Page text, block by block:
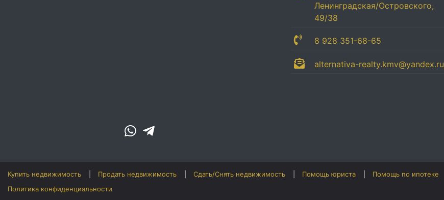
Ленинградская/Островского,
49/38
8 928 351-68-65
alternativa-realty.kmv@yandex.ru
Купить недвижимость Продать недвижимость Сдать/Снять недвижимость Помощь юриста
Помощь по ипотеке
Политика конфиденциальности